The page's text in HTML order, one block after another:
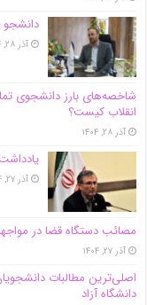
دانشجو
آذر ۲۸, ۱۴۰۴
شاخصه‌های بارز دانشجوی
انقلاب کیست؟
آذر ۲۸, ۱۴۰۴
آذر ۲۷, ۱۴۰۴
مصائب دستگاه قضا در
آذر ۲۷, ۱۴۰۴
اصلی‌ترین مطالبات
دانشگاه آز‌اد